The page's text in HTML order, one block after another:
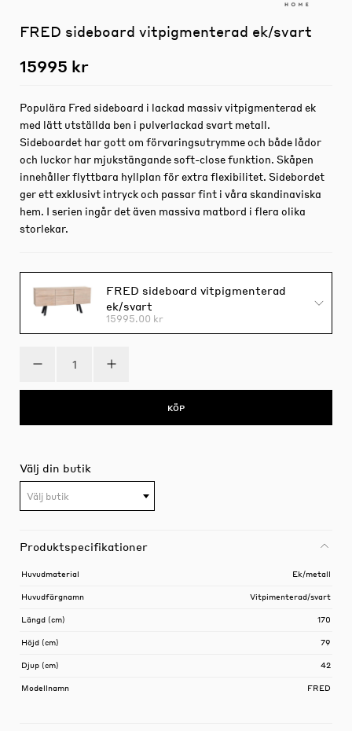
FRED sideboard vitpigmenterad ek/svart
15995 kr
Populära Fred sideboard i lackad massiv vitpigmenterad ek
med lätt utställda ben i pulverlackad svart metall.
Sideboardet har gott om förvaringsutrymme och både lådor
och luckor har mjukstängande soft-close funktion. Skåpen
innehåller flyttbara hyllplan för extra flexibilitet. Sidebordet
ger ett exklusivt intryck och passar fint i våra skandinaviska
hem. I serien ingår det även massiva matbord i flera olika
storlekar.
FRED sideboard vitpigmenterad
ek/svart
15995.00 kr
KÖP
Välj din butik
Välj butik
Produktspecifikationer
Huvudmaterial Ek/metall
Huvudfärgnamn Vitpimenterad/svart
Längd (cm) 170
Höjd (cm) 79
Djup (cm) 42
Modellnamn FRED